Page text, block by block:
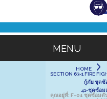
HOME
SECTION 63-1 FIRE
กู้ภัย ชุดซ้
41-ชุดซ้อม
คุณอยู่ที่: F-01 ชุดซ้อมดับ